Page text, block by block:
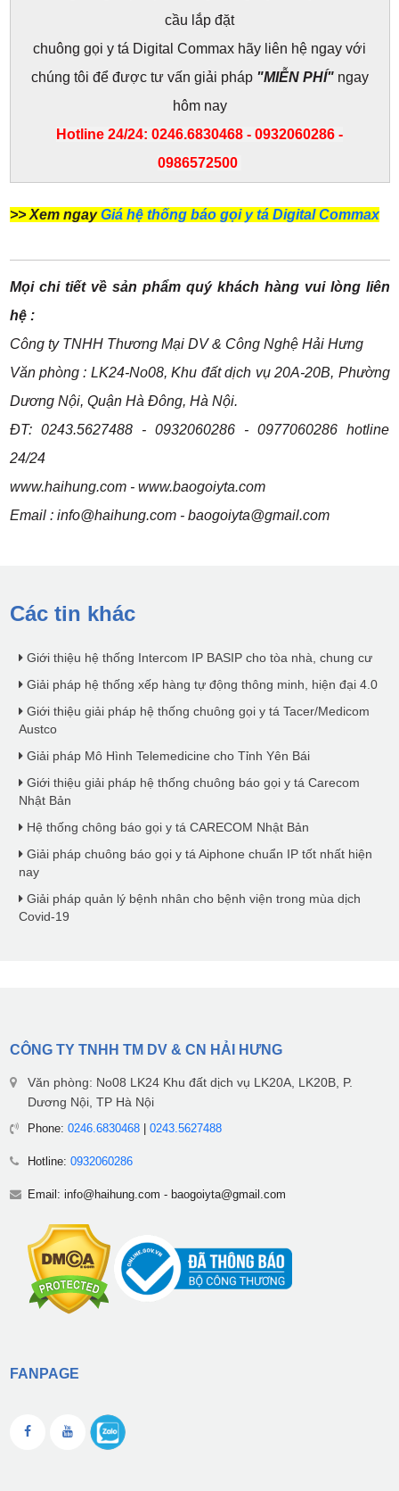
cầu lắp đặt
chuông gọi y tá Digital Commax hãy liên hệ ngay với
chúng tôi để được tư vấn giải pháp "MIỄN PHÍ"ngay
hôm nay
Hotline 24/24: 0246.6830468 - 0932060286 -
0986572500
>> Xem ngayGiá hệ thống báo gọi y tá Digital Commax
Mọi chi tiết về sản phẩm quý khách hàng vui lòng liên
hệ :
Công ty TNHH Thương Mại DV & Công Nghệ Hải Hưng
Văn phòng : LK24-No08, Khu đất dịch vụ 20A-20B, Phường
Dương Nội, Quận Hà Đông, Hà Nội.
ĐT: 0243.5627488 - 0932060286 - 0977060286 hotline
24/24
www.haihung.com - www.baogoiyta.com
Email : info@haihung.com- baogoiyta@gmail.com
Các tin khác
Giới thiệu hệ thống Intercom IP BASIP cho tòa nhà, chung cư
Giải pháp hệ thống xếp hàng tự động thông minh, hiện đại 4.0
Giới thiệu giải pháp hệ thống chuông gọi y tá Tacer/Medicom
Austco
Giải pháp Mô Hình Telemedicine cho Tỉnh Yên Bái
Giới thiệu giải pháp hệ thống chuông báo gọi y tá Carecom
Nhật Bản
Hệ thống chông báo gọi y tá CARECOM Nhật Bản
Giải pháp chuông báo gọi y tá Aiphone chuẩn IP tốt nhất hiện
nay
Giải pháp quản lý bệnh nhân cho bệnh viện trong mùa dịch
Covid-19
CÔNG TY TNHH TM DV & CN HẢI HƯNG
Văn phòng: No08 LK24 Khu đất dịch vụ LK20A, LK20B, P.
Dương Nội, TP Hà Nội
Phone: 0246.6830468| 0243.5627488
Hotline: 0932060286
Email: info@haihung.com - baogoiyta@gmail.com
FANPAGE